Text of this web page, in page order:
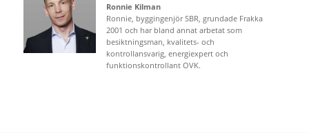
Ronnie Kilman
Ronnie, byggingenjör SBR, grundade Frakka
2001 och har bland annat arbetat som
besiktningsman, kvalitets- och
kontrollansvarig, energiexpert och
funktionskontrollant OVK.